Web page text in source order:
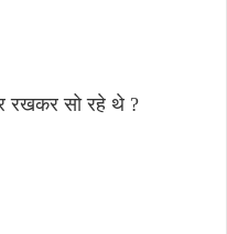
रखकर सो रहे थे ?